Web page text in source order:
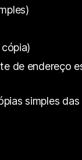
de endereço
simples